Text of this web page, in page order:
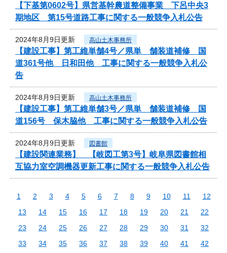
【下基第0602号】県営基幹農道整備事業 下呂中央3
期地区 第15号道路工事に関する一般競争入札公告
2024年8月9日更新 高山土木事務所
【建設工事】第工維単舗4号／県単 舗装道補修 国
道361号他 日和田他 工事に関する一般競争入札公
告
2024年8月9日更新 高山土木事務所
【建設工事】第工維単舗3号／県単 舗装道補修 国
道156号 保木脇他 工事に関する一般競争入札公告
2024年8月9日更新 図書館
【建設関連業務】 【岐図工第3号】岐阜県図書館相
互協力室空調機器更新工事に関する一般競争入札公告
1 2 3 4 5 6 7 8 9 10 11
12
13
14 15 16 17 18 19 20 21
22
23
24 25 26 27 28 29 30 31
32
33
34 35 36 37 38 39 40 41
42